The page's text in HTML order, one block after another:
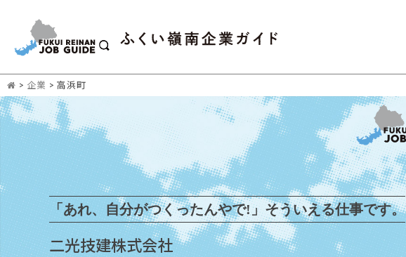
> 企業 > 高浜町
「あれ、自分がつくったんやで!」そういえる仕事です。
二光技建株式会社